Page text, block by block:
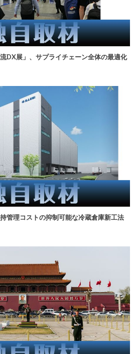
DX展」、サプライチェーン全体の最適化
管理コストの抑制可能な冷蔵倉庫新工法